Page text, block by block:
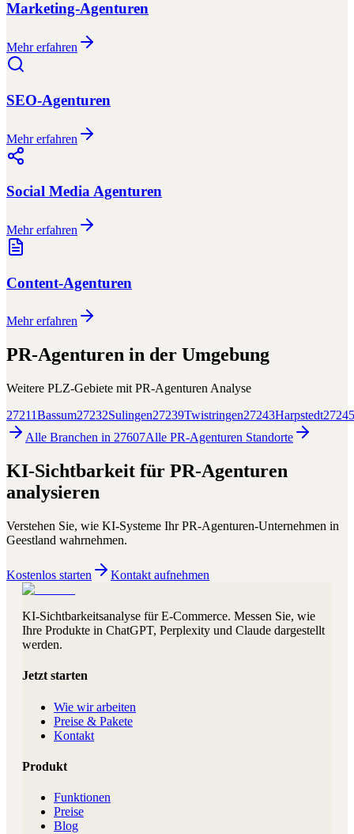
Marketing-Agenturen
Mehr erfahren
SEO-Agenturen
Mehr erfahren
Social Media Agenturen
Mehr erfahren
Content-Agenturen
Mehr erfahren
PR-Agenturen in der Umgebung
Weitere PLZ-Gebiete mit PR-Agenturen Analyse
27211Bassum27232Sulingen27239Twistringen27243Harpstedt27245
Alle Branchen in 27607Alle PR-Agenturen Standorte
KI-Sichtbarkeit für PR-Agenturen
analysieren
Verstehen Sie, wie KI-Systeme IhrPR-Agenturen-Unternehmen in
Geestland wahrnehmen.
Kostenlos starten Kontakt aufnehmen
KI-Sichtbarkeitsanalyse für E-Commerce. Messen Sie, wie
Ihre Produkte in ChatGPT, Perplexity und Claude dargestellt
werden.
Jetzt starten
Wie wir arbeiten
Preise & Pakete
Kontakt
Produkt
Funktionen
Preise
Blog